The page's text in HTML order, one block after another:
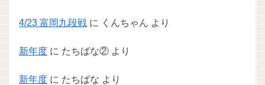
4/23 富岡九段戦 に くんちゃん より
新年度 に たちばな② より
新年度 に たちばな より